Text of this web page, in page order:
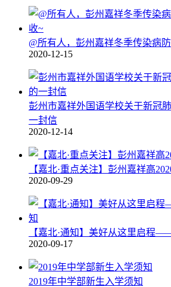
@所有人，彭州嘉祥冬季传染病
2020-12-15
彭州市嘉祥外国语学校关于新冠
一封信
2020-12-14
【嘉北·重点关注】彭州嘉祥高
2020-09-29
【嘉北·通知】美好从这里启程
2020-09-17
2019年中学部新生入学须知